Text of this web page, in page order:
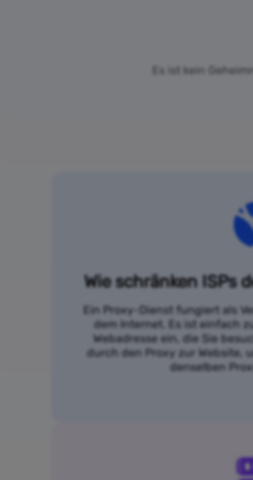
Es ist kein
Wie schränken ISPs
Ein Proxy-Dienst fungiert als
dem Internet. Es ist einfach
Webadresse ein, die Sie
durch den Proxy zur Website,
denselben